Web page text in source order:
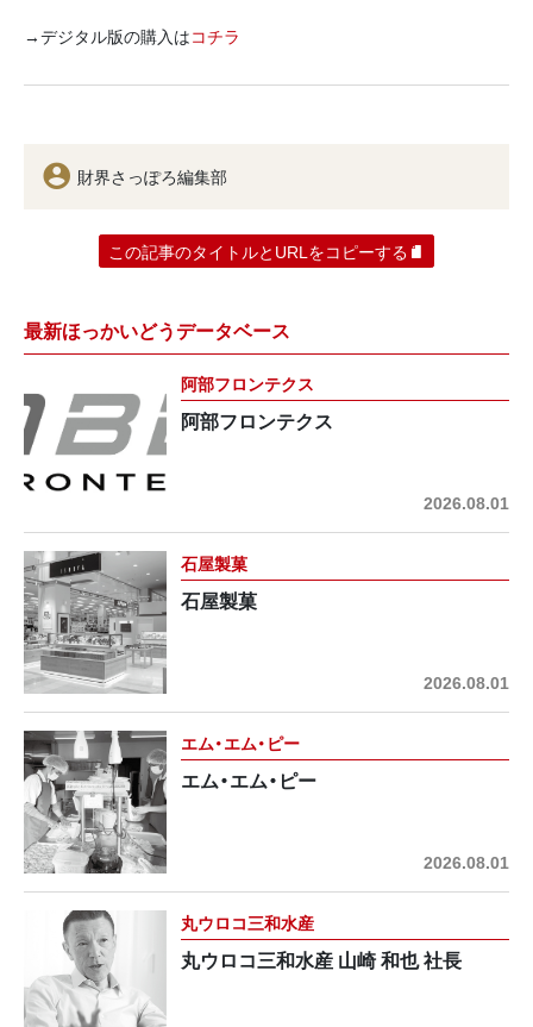
→デジタル版の購入はコチラ
財界さっぽろ編集部
この記事のタイトルとURLをコピーする
最新ほっかいどうデータベース
阿部フロンテクス
阿部フロンテクス
2026.08.01
石屋製菓
石屋製菓
2026.08.01
エム・エム・ピー
エム・エム・ピー
2026.08.01
丸ウロコ三和水産
丸ウロコ三和水産 山崎 和也 社長